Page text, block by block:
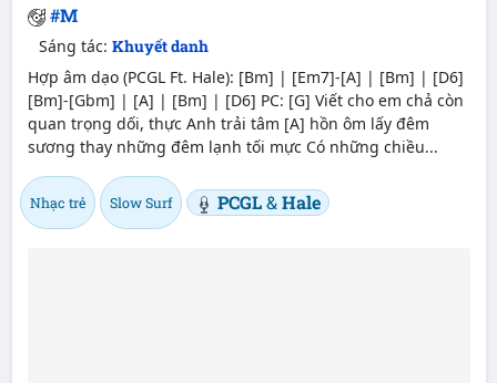
#M
Sáng tác: Khuyết danh
Hợp âm dạo (PCGL Ft. Hale): [Bm] | [Em7]-[A] | [Bm] | [D6]
[Bm]-[Gbm] | [A] | [Bm] | [D6] PC: [G] Viết cho em chả còn
quan trọng dối, thực Anh trải tâm [A] hồn ôm lấy đêm
sương thay những đêm lạnh tối mực Có những chiều...
Nhạc trẻ Slow Surf PCGL&Hale